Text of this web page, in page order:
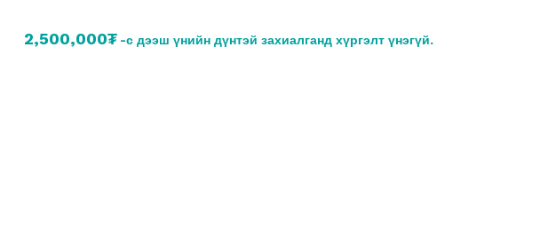
2,500,000₮ -с дээш үнийн дүнтэй захиалганд хүргэлт үнэгүй.